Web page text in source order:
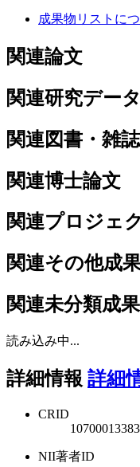
成果物リストに
関連論文
関連研究データ
関連図書・雑誌
関連博士論文
関連プロジェ
関連その他成
関連未分類成
読み込み中...
詳細情報 詳細
CRID
NII著者ID